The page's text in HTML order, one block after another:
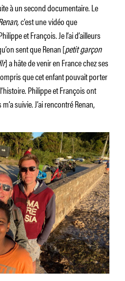
à un second documentaire. Le
c’est unevidéo que
et François. Je l’ai d’ailleurs
sent que Renan [petit garçon
] a hâte de venir en France chez ses
que cet enfant pouvait porter
Philippe et François ont
suivie. J’ai rencontré Renan,